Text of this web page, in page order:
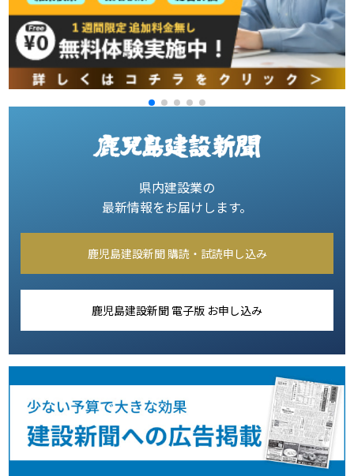
県内建設業の
最新情報をお届けします。
鹿児島建設新聞 購読・試読申し込み
鹿児島建設新聞 電子版 お申し込み